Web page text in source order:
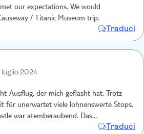
expectations. We would
/ Titanic Museum trip.
Traduci
luglio 2024
Ausflug, der mich geflasht hat. Trotz
für unerwartet viele lohnenswerte Stops.
war atemberaubend. Das
zu sehen und darauf zu klettern,
Traduci